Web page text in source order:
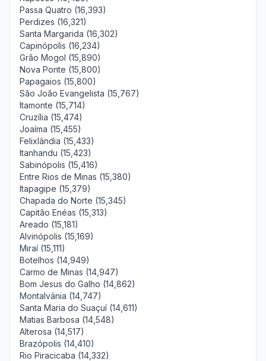
Passa Quatro (16,393)
Perdizes (16,321)
Santa Margarida (16,302)
Capinópolis (16,234)
Grão Mogol (15,890)
Nova Ponte (15,800)
Papagaios (15,800)
São João Evangelista (15,767)
Itamonte (15,714)
Cruzília (15,474)
Joaíma (15,455)
Felixlândia (15,433)
Itanhandu (15,423)
Sabinópolis (15,416)
Entre Rios de Minas (15,380)
Itapagipe (15,379)
Chapada do Norte (15,345)
Capitão Enéas (15,313)
Areado (15,181)
Alvinópolis (15,169)
Miraí (15,111)
Botelhos (14,949)
Carmo de Minas (14,947)
Bom Jesus do Galho (14,862)
Montalvânia (14,747)
Santa Maria do Suaçuí (14,611)
Matias Barbosa (14,548)
Alterosa (14,517)
Brazópolis (14,410)
Rio Piracicaba (14,332)